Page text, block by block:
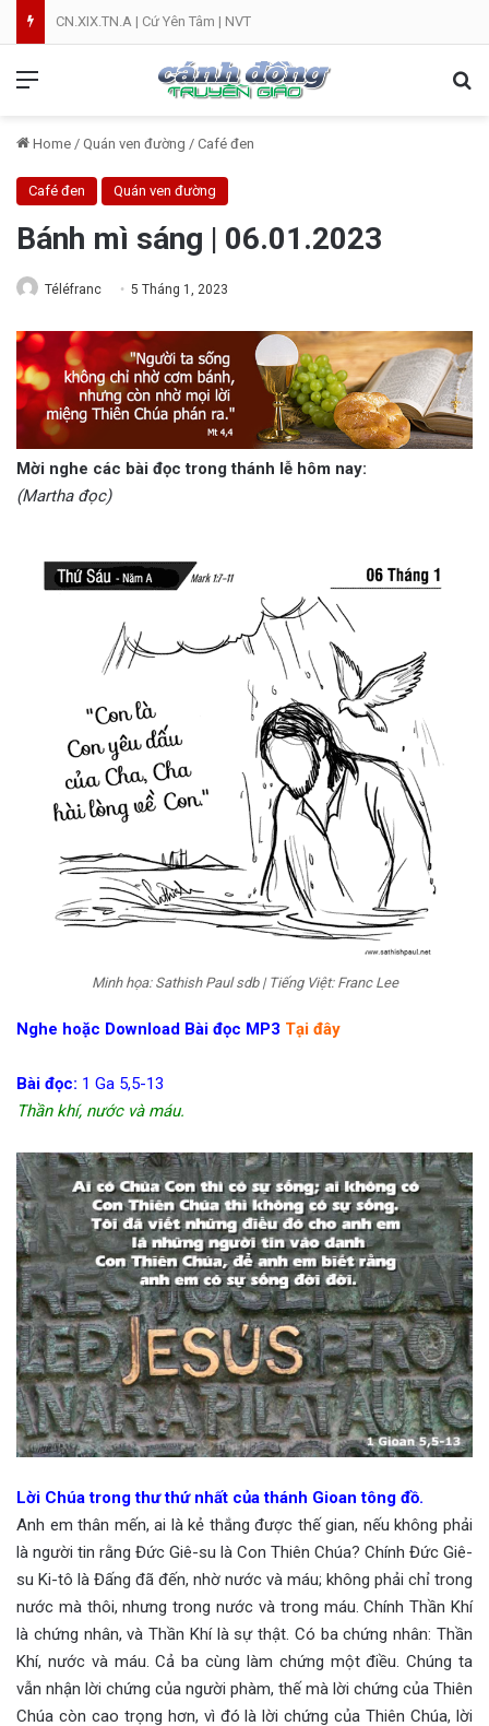
CN.XIX.TN.A | Cứ Yên Tâm | NVT
Home / Quán ven đường / Café đen
Café đen Quán ven đường
Bánh mì sáng | 06.01.2023
Téléfranc 5 Tháng 1, 2023
Mời nghe các bài đọc trong thánh lễ hôm nay:
(Martha đọc)
Minh họa: Sathish Paul sdb | Tiếng Việt: Franc Lee
Nghe hoặc Download Bài đọc MP3 Tại đây
Bài đọc: 1 Ga 5,5-13
Thần khí, nước và máu.
Lời Chúa trong thư thứ nhất của thánh Gioan tông đồ.
Anh em thân mến, ai là kẻ thắng được thế gian, nếu không phải
là người tin rằng Đức Giê-su là Con Thiên Chúa? Chính Đức Giê-
su Ki-tô là Đấng đã đến, nhờ nước và máu; không phải chỉ trong
nước mà thôi, nhưng trong nước và trong máu. Chính Thần Khí
là chứng nhân, và Thần Khí là sự thật. Có ba chứng nhân: Thần
Khí, nước và máu. Cả ba cùng làm chứng một điều. Chúng ta
vẫn nhận lời chứng của người phàm, thế mà lời chứng của Thiên
Chúa còn cao trọng hơn, vì đó là lời chứng của Thiên Chúa, lời